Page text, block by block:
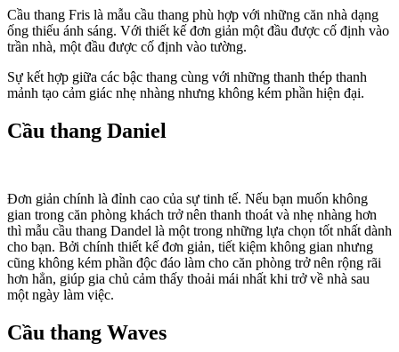
Cầu thang Fris là mẫu cầu thang phù hợp với những căn nhà dạng
ống thiếu ánh sáng. Với thiết kế đơn giản một đầu được cố định vào
trần nhà, một đầu được cố định vào tường.
Sự kết hợp giữa các bậc thang cùng với những thanh thép thanh
mảnh tạo cảm giác nhẹ nhàng nhưng không kém phần hiện đại.
Cầu thang Daniel
Đơn giản chính là đỉnh cao của sự tinh tế. Nếu bạn muốn không
gian trong căn phòng khách trở nên thanh thoát và nhẹ nhàng hơn
thì mẫu cầu thang Dandel là một trong những lựa chọn tốt nhất dành
cho bạn. Bởi chính thiết kế đơn giản, tiết kiệm không gian nhưng
cũng không kém phần độc đáo làm cho căn phòng trở nên rộng rãi
hơn hẳn, giúp gia chủ cảm thấy thoải mái nhất khi trở về nhà sau
một ngày làm việc.
Cầu thang Waves